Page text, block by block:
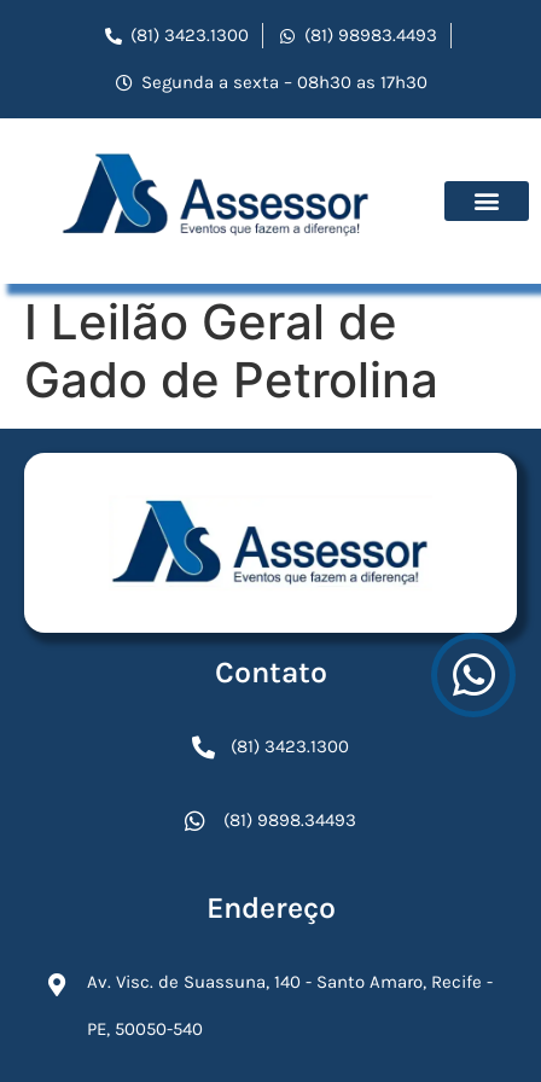
(81) 3423.1300 (81) 98983.4493
Segunda a sexta – 08h30 as 17h30
I Leilão Geral de
Gado de Petrolina
Contato
(81) 3423.1300
(81) 9898.34493
Endereço
Av. Visc. de Suassuna, 140 - Santo Amaro, Recife -
PE, 50050-540